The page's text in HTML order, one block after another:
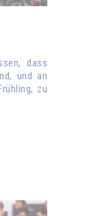
dass
und an
zu